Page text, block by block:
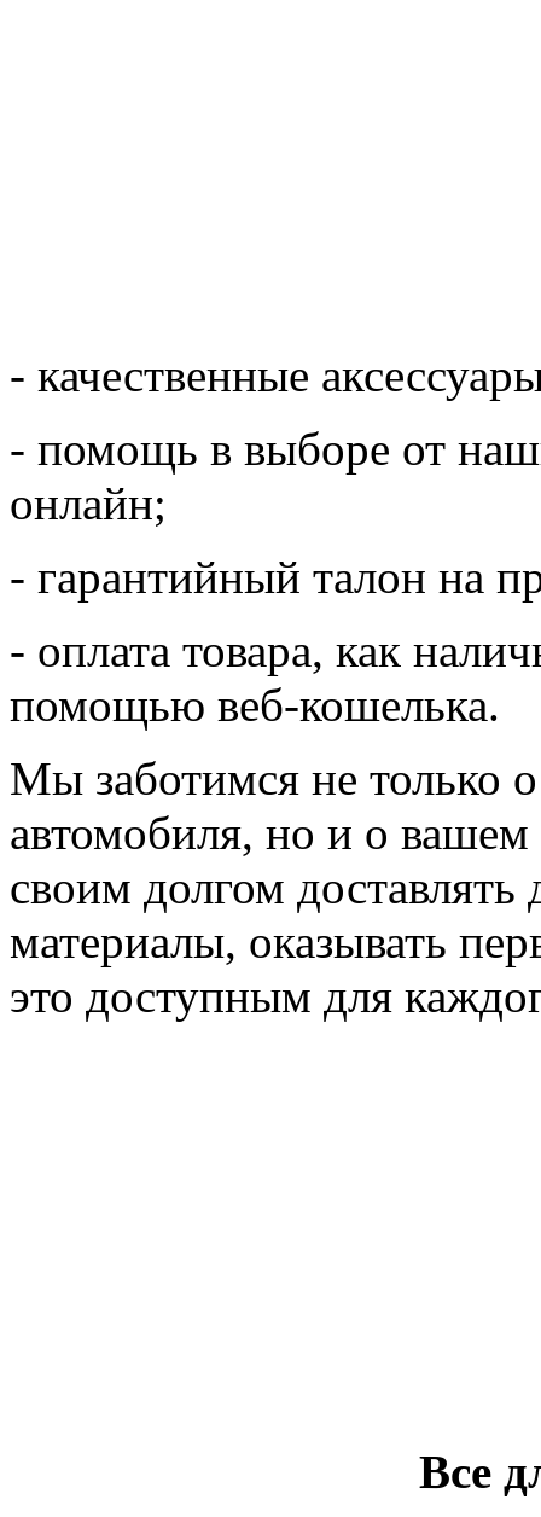
- качественные
- помощь в выборе от
онлайн;
- гарантийный талон на
- оплата товара, как
помощью веб-кошелька.
Мы заботимся не только
автомобиля, но и о
своим долгом
материалы, оказывать
это доступным для
Все